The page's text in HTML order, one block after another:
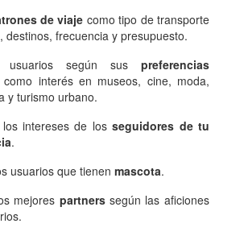
de viaje como tipo de transporte
destinos, frecuencia y presupuesto.
usuarios según sus preferencias
como interés en museos, cine, moda,
y turismo urbano.
los intereses de losseguidores de tu
.
usuarios que tienenmascota.
mejores partners según las aficiones